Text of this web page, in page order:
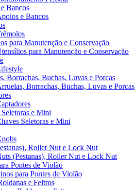
Bancos
e Bancos
para Manutenção e Conservação
para Manutenção e Conservação
Borrachas, Buchas, Luvas e Porcas
Borrachas, Buchas, Luvas e Porcas
e Mini
Seletoras e Mini
Roller Nut e Lock Nut
(Pestanas), Roller Nut e Lock Nut
Pontes de Violão
para Pontes de Violão
e Feltros